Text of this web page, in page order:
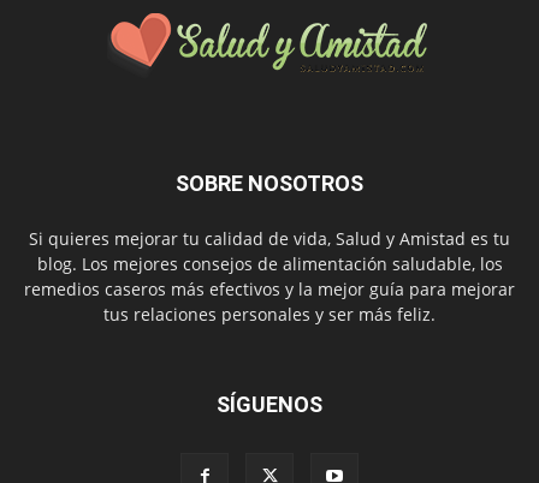
SOBRE NOSOTROS
Si quieres mejorar tu calidad de vida, Salud y Amistad es tu
blog. Los mejores consejos de alimentación saludable, los
remedios caseros más efectivos y la mejor guía para mejorar
tus relaciones personales y ser más feliz.
SÍGUENOS